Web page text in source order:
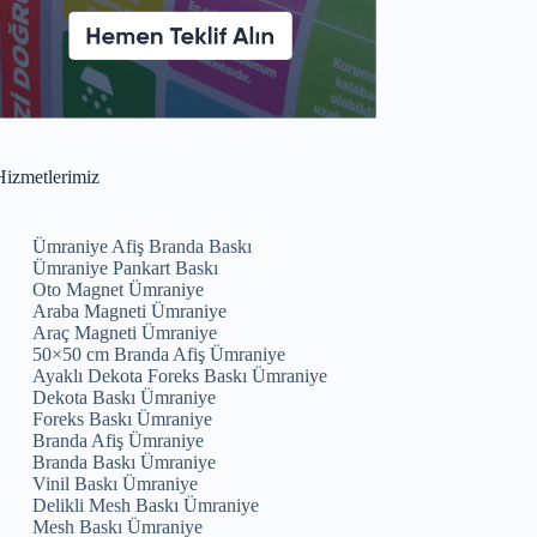
Ümraniye Afiş Branda Baskı
Ümraniye Pankart Baskı
Oto Magnet Ümraniye
Araba Magneti Ümraniye
Araç Magneti Ümraniye
50×50 cm Branda Afiş Ümraniye
Ayaklı Dekota Foreks Baskı Ümraniye
Dekota Baskı Ümraniye
Foreks Baskı Ümraniye
Branda Afiş Ümraniye
Branda Baskı Ümraniye
Vinil Baskı Ümraniye
Delikli Mesh Baskı Ümraniye
Mesh Baskı Ümraniye